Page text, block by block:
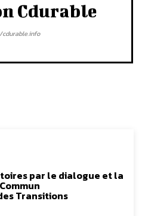
Cdurable
cdurable.info
par le dialogue et la
Transitions